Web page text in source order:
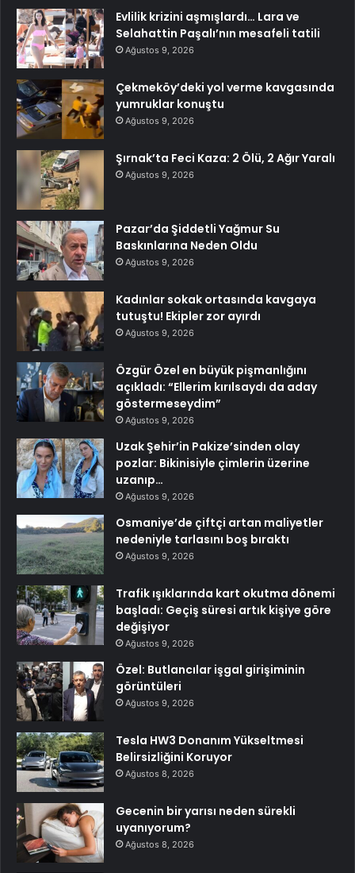
Evlilik krizini aşmışlardı… Lara ve
Selahattin Paşalı’nın mesafeli tatili
Ağustos 9, 2026
Çekmeköy’deki yol verme kavgasında
yumruklar konuştu
Ağustos 9, 2026
Şırnak’ta Feci Kaza: 2 Ölü, 2 Ağır Yaralı
Ağustos 9, 2026
Pazar’da Şiddetli Yağmur Su
Baskınlarına Neden Oldu
Ağustos 9, 2026
Kadınlar sokak ortasında kavgaya
tutuştu! Ekipler zor ayırdı
Ağustos 9, 2026
Özgür Özel en büyük pişmanlığını
açıkladı: “Ellerim kırılsaydı da aday
göstermeseydim”
Ağustos 9, 2026
Uzak Şehir’in Pakize’sinden olay
pozlar: Bikinisiyle çimlerin üzerine
uzanıp…
Ağustos 9, 2026
Osmaniye’de çiftçi artan maliyetler
nedeniyle tarlasını boş bıraktı
Ağustos 9, 2026
Trafik ışıklarında kart okutma dönemi
başladı: Geçiş süresi artık kişiye göre
değişiyor
Ağustos 9, 2026
Özel: Butlancılar işgal girişiminin
görüntüleri
Ağustos 9, 2026
Tesla HW3 Donanım Yükseltmesi
Belirsizliğini Koruyor
Ağustos 8, 2026
Gecenin bir yarısı neden sürekli
uyanıyorum?
Ağustos 8, 2026